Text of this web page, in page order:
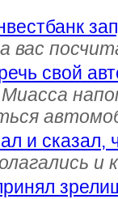
вас
свой
и сказал,
и